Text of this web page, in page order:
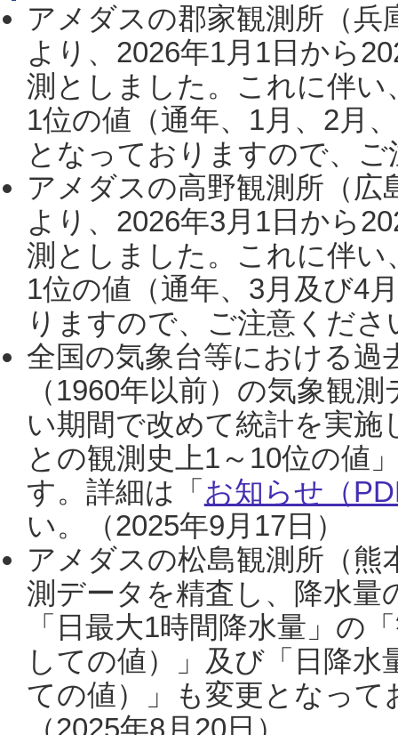
アメダスの郡家観測所（
より、2026年1月1日から
測としました。これに伴い
1位の値（通年、1月、2月
となっておりますので、
アメダスの高野観測所（
より、2026年3月1日から
測としました。これに伴い
1位の値（通年、3月及び4
りますので、ご注意くだ
全国の気象台等における過
（1960年以前）の気象観
い期間で改めて統計を実
との観測史上1～10位の値
す。詳細は「 お知らせ（
い。（2025年9月17日）
アメダスの松島観測所（熊
測データを精査し、降水
「日最大1時間降水量」の
しての値）」及び「日降
ての値）」も変更となっ
（2025年8月20日）